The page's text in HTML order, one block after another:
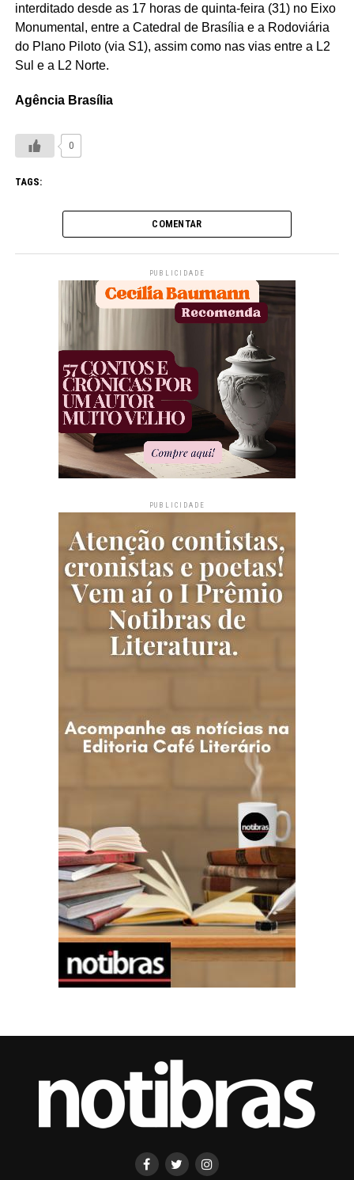
interditado desde as 17 horas de quinta-feira (31) no Eixo
Monumental, entre a Catedral de Brasília e a Rodoviária
do Plano Piloto (via S1), assim como nas vias entre a L2
Sul e a L2 Norte.
Agência Brasília
0
TAGS:
COMENTAR
PUBLICIDADE
PUBLICIDADE